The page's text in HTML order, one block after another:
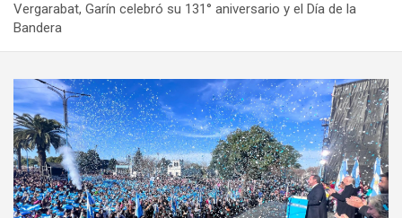
Vergarabat, Garín celebró su 131° aniversario y el Día de la
Bandera